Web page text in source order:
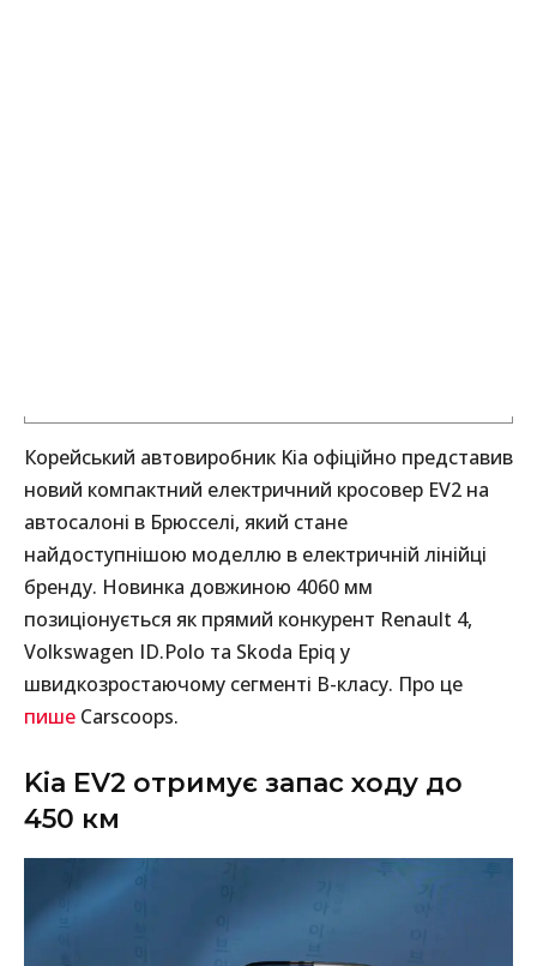
Корейський автовиробник Kia офіційно представив
новий компактний електричний кросовер EV2 на
автосалоні в Брюсселі, який стане
найдоступнішою моделлю в електричній лінійці
бренду. Новинка довжиною 4060 мм
позиціонується як прямий конкурент Renault 4,
Volkswagen ID.Polo та Skoda Epiq у
швидкозростаючому сегменті B-класу. Про це
пише Carscoops.
Kia EV2 отримує запас ходу до
450 км